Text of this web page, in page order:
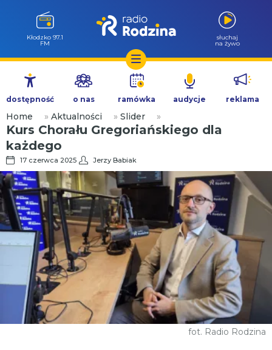
Przejdź
treści
Kłodzko 97.1
FM
słuchaj
na żywo
dostępność o nas ramówka audycje reklama
Home » Aktualności » Slider »
Kurs Chorału Gregoriańskiego dla
każdego
17 czerwca 2025 Jerzy Babiak
fot. Radio Rodzina